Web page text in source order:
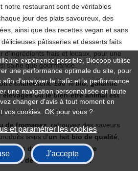
expérience possible, Biocoop utilise
une performance optimale du site, pour
afin d'analyser le trafic et la performance
une navigation personnalisée en toute
changer d'avis à tout moment en
vos cookies. OK pour vous ?
et paramétrer les cookies
J'accepte
notre restaurant sont de véritables
jour des plats savoureux, des
ainsi que des recettes vegan et sans
pâtisseries et desserts faits
d’ingrédients frais et locaux, pour une
saine que gourmande.
charcuterie 100 % bio, garantie
où le bien-être animal est
de fromages , retrouvez des saveurs
issus d’un lait bio de qualité
dans une agriculture
et de l’environnement.